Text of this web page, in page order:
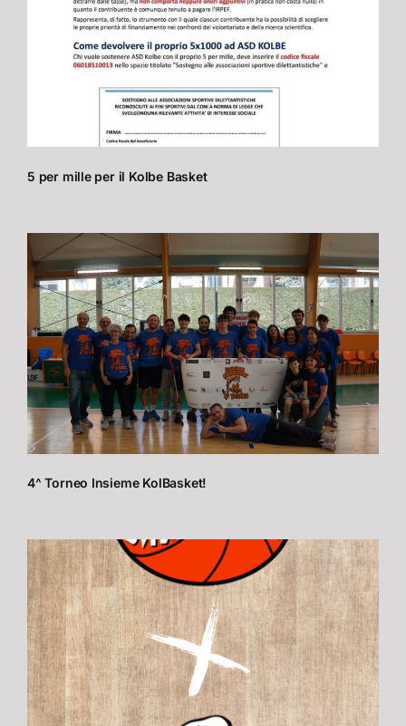
5 per mille per il Kolbe Basket
4^ Torneo Insieme KolBasket!